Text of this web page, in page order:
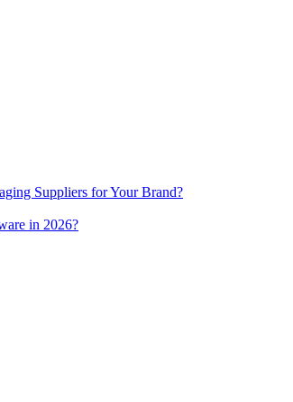
Suppliers for Your Brand?
in 2026?